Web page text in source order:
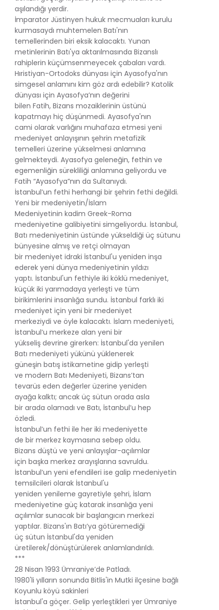
aşılandığı yerdir.
İmparator Jüstinyen hukuk mecmuaları kurulu
kurmasaydı muhtemelen Batı'nın
temellerinden biri eksik kalacaktı. Yunan
metinlerinin Batı'ya aktarılmasında Bizanslı
rahiplerin küçümsenmeyecek çabaları vardı.
Hıristiyan-Ortodoks dünyası için Ayasofya'nın
simgesel anlamını kim göz ardı edebilir? Katolik
dünyası için Ayasofya’nın değerini
bilen Fatih, Bizans mozaiklerinin üstünü
kapatmayı hiç düşünmedi. Ayasofya'nın
cami olarak varlığını muhafaza etmesi yeni
medeniyet anlayışının şehrin metafizik
temelleri üzerine yükselmesi anlamına
gelmekteydi. Ayasofya geleneğin, fethin ve
egemenliğin sürekliliği anlamına geliyordu ve
Fatih “Ayasofya”nın da Sultanıydı.
İstanbul’un fethi herhangi bir şehrin fethi değildi.
Yeni bir medeniyetin/İslam
Medeniyetinin kadim Greek-Roma
medeniyetine galibiyetini simgeliyordu. İstanbul,
Batı medeniyetinin üstünde yükseldiği üç sütunu
bünyesine almış ve retçi olmayan
bir medeniyet idraki İstanbul'u yeniden inşa
ederek yeni dünya medeniyetinin yıldızı
yaptı. İstanbul'un fethiyle iki köklü medeniyet,
küçük iki yarımadaya yerleşti ve tüm
birikimlerini insanlığa sundu. İstanbul farklı iki
medeniyet için yeni bir medeniyet
merkeziydi ve öyle kalacaktı. İslam medeniyeti,
İstanbul’u merkeze alan yeni bir
yükseliş devrine girerken: İstanbul'da yenilen
Batı medeniyeti yükünü yüklenerek
güneşin batış istikametine gidip yerleşti
ve modern Batı Medeniyeti, Bizans’tan
tevarüs eden değerler üzerine yeniden
ayağa kalktı; ancak üç sütun orada asla
bir arada olamadı ve Batı, İstanbul’u hep
özledi.
İstanbul’un fethi ile her iki medeniyette
de bir merkez kaymasına sebep oldu.
Bizans düştü ve yeni anlayışlar-açılımlar
için başka merkez arayışlarına savruldu.
İstanbul’un yeni efendileri ise galip medeniyetin
temsilcileri olarak İstanbul'u
yeniden yenileme gayretiyle şehri, İslam
medeniyetine güç katarak insanlığa yeni
açılımlar sunacak bir başlangıcın merkezi
yaptılar. Bizans'ın Batı’ya götüremediği
üç sütun İstanbul'da yeniden
üretilerek/dönüştürülerek anlamlandırıldı.
***
28 Nisan 1993 Ümraniye’de Patladı.
1980'li yılların sonunda Bitlis'in Mutki ilçesine bağlı
Koyunlu köyü sakinleri
İstanbul'a göçer. Gelip yerleştikleri yer Ümraniye